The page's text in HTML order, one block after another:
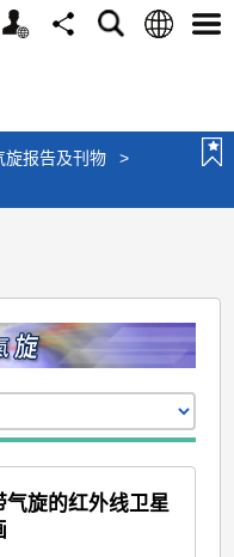
个
分
搜
语
选
旋报告及刊物
>
气旋的红外线卫星